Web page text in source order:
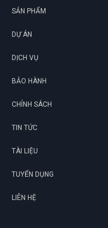
SẢN PHẨM
DỰ ÁN
DỊCH VỤ
BẢO HÀNH
CHÍNH SÁCH
TIN TỨC
TÀI LIỆU
TUYỂN DỤNG
LIÊN HỆ